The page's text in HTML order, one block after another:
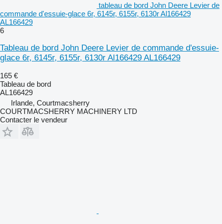
tableau de bord John Deere Levier de
commande d'essuie-glace 6r, 6145r, 6155r, 6130r Al166429
AL166429
6
Tableau de bord John Deere Levier de commande d'essuie-
glace 6r, 6145r, 6155r, 6130r Al166429 AL166429
165 €
Tableau de bord
AL166429
Irlande, Courtmacsherry
COURTMACSHERRY MACHINERY LTD
Contacter le vendeur